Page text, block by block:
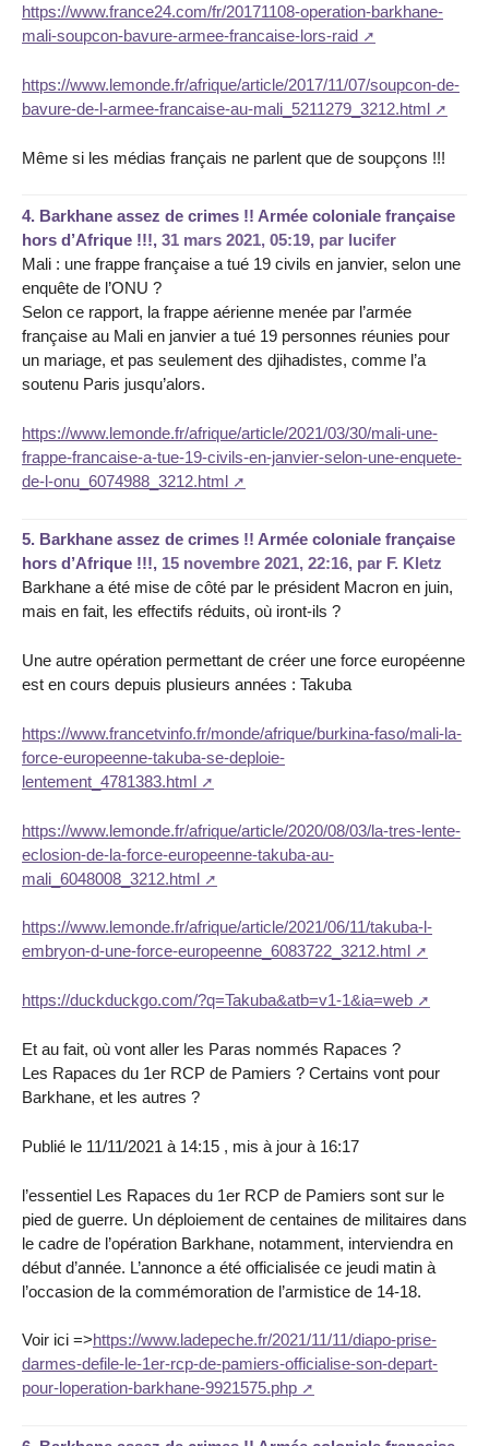
https://www.france24.com/fr/20171108-operation-barkhane-
mali-soupcon-bavure-armee-francaise-lors-raid
https://www.lemonde.fr/afrique/article/2017/11/07/soupcon-de-
bavure-de-l-armee-francaise-au-mali_5211279_3212.html
Même si les médias français ne parlent que de soupçons !!!
4. Barkhane assez de crimes !! Armée coloniale française
hors d’Afrique !!!, 31 mars 2021, 05:19, par lucifer
Mali : une frappe française a tué 19 civils en janvier, selon une
enquête de l’ONU ?
Selon ce rapport, la frappe aérienne menée par l’armée
française au Mali en janvier a tué 19 personnes réunies pour
un mariage, et pas seulement des djihadistes, comme l’a
soutenu Paris jusqu’alors.
https://www.lemonde.fr/afrique/article/2021/03/30/mali-une-
frappe-francaise-a-tue-19-civils-en-janvier-selon-une-enquete-
de-l-onu_6074988_3212.html
5. Barkhane assez de crimes !! Armée coloniale française
hors d’Afrique !!!, 15 novembre 2021, 22:16, par F. Kletz
Barkhane a été mise de côté par le président Macron en juin,
mais en fait, les effectifs réduits, où iront-ils ?
Une autre opération permettant de créer une force européenne
est en cours depuis plusieurs années : Takuba
https://www.francetvinfo.fr/monde/afrique/burkina-faso/mali-la-
force-europeenne-takuba-se-deploie-
lentement_4781383.html
https://www.lemonde.fr/afrique/article/2020/08/03/la-tres-lente-
eclosion-de-la-force-europeenne-takuba-au-
mali_6048008_3212.html
https://www.lemonde.fr/afrique/article/2021/06/11/takuba-l-
embryon-d-une-force-europeenne_6083722_3212.html
https://duckduckgo.com/?q=Takuba&atb=v1-1&ia=web
Et au fait, où vont aller les Paras nommés Rapaces ?
Les Rapaces du 1er RCP de Pamiers ? Certains vont pour
Barkhane, et les autres ?
Publié le 11/11/2021 à 14:15 , mis à jour à 16:17
l’essentiel Les Rapaces du 1er RCP de Pamiers sont sur le
pied de guerre. Un déploiement de centaines de militaires dans
le cadre de l’opération Barkhane, notamment, interviendra en
début d’année. L’annonce a été officialisée ce jeudi matin à
l’occasion de la commémoration de l’armistice de 14-18.
Voir ici =>https://www.ladepeche.fr/2021/11/11/diapo-prise-
darmes-defile-le-1er-rcp-de-pamiers-officialise-son-depart-
pour-loperation-barkhane-9921575.php